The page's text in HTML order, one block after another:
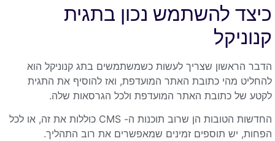
כיצד להשתמש נכון בתגית
קנוניקל
הדבר הראשון שצריך לעשות כשמשתמשים בתג קנוניקל הוא
להחליט מהי כתובת האתר המועדפת, ואז להוסיף את התגית
לקטע של כתובת האתר המועדפת ולכל הגרסאות שלה.
החדשות הטובות הן שרוב תוכנות ה- CMS כוללות את זה, או לכל
הפחות, יש תוספים זמינים שמאפשרים את רוב התהליך.